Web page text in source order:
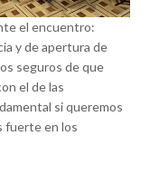
el encuentro:
y de apertura de
seguros de que
el de las
si queremos
fuerte en los